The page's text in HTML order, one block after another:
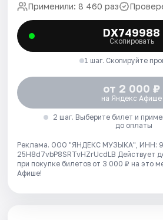
Применили: 8 460 раз
DX749988
Скопировать
1 шаг. Скопируйте
от 2 000 ₽
на Яндекс Афише
2 шаг. Выберите билет и
до оплаты
Реклама. ООО "ЯНДЕКС МУЗЫКА", ИНН:
25H8d7vbP8SRTvHZrUcdLB Действует
при покупке билетов от 3 000 ₽ на это
Афише!